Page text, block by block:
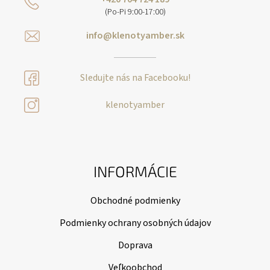
(Po-Pi 9:00-17:00)
info@klenotyamber.sk
Sledujte nás na Facebooku!
klenotyamber
INFORMÁCIE
Obchodné podmienky
Podmienky ochrany osobných údajov
Doprava